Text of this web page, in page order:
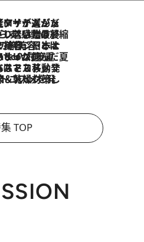
ストが提案する“掟破りの旅美容”とは
TOP